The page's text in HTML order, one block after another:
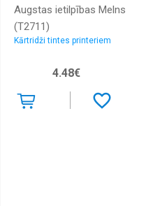
Augstas ietilpības Melns
(T2711)
Kārtridži tintes printeriem
4.48€